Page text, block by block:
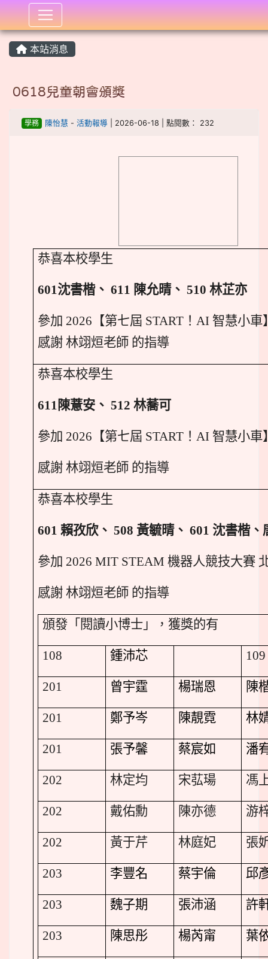
:::
本站消息
0618兒童朝會頒獎
學務 陳怡慧 - 活動報導| 2026-06-18 | 點閱數： 232
恭喜本校學生
601沈書楷、 611 陳允晴、 510 林芷亦
參加 2026【第七屆 START！AI 智慧小
感謝 林翊烜老師 的指導
恭喜本校學生
611 陳薏安、 512 林蕎可
參加 2026【第七屆 START！AI 智慧小
感謝 林翊烜老師 的指導
恭喜本校學生
601 賴孜欣、 508 黃毓晴、 601 沈書楷、
參加 2026 MIT STEAM 機器人競技大賽
感謝 林翊烜老師 的指導
頒發「閱讀小博士」，獲獎的有
108 鍾沛芯 109
201 曾宇霆 楊瑞恩 陳
201 鄭予岑 陳靚霓 林
201 張予馨 蔡宸如 潘
202 林定均 宋苰瑒 馮
202 戴佑勳 陳亦德 游
202 黃于芹 林庭妃 張
203 李豐名 蔡宇倫 邱
203 魏子期 張沛涵 許
203 陳思彤 楊芮甯 葉